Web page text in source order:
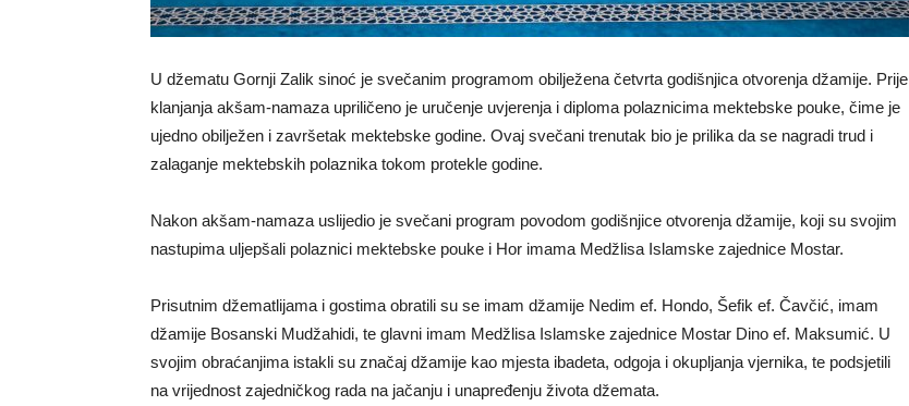
U džematu Gornji Zalik sinoć je svečanim programom obilježena četvrta godišnjica otvorenja džamije. Prije
klanjanja akšam-namaza upriličeno je uručenje uvjerenja i diploma polaznicima mektebske pouke, čime je
ujedno obilježen i završetak mektebske godine. Ovaj svečani trenutak bio je prilika da se nagradi trud i
zalaganje mektebskih polaznika tokom protekle godine.
Nakon akšam-namaza uslijedio je svečani program povodom godišnjice otvorenja džamije, koji su svojim
nastupima uljepšali polaznici mektebske pouke i Hor imama Medžlisa Islamske zajednice Mostar.
Prisutnim džematlijama i gostima obratili su se imam džamije Nedim ef. Hondo, Šefik ef. Čavčić, imam
džamije Bosanski Mudžahidi, te glavni imam Medžlisa Islamske zajednice Mostar Dino ef. Maksumić. U
svojim obraćanjima istakli su značaj džamije kao mjesta ibadeta, odgoja i okupljanja vjernika, te podsjetili
na vrijednost zajedničkog rada na jačanju i unapređenju života džemata.